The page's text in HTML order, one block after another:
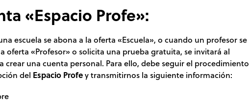
«Espacio Profe»:
escuela se abona a la oferta «Escuela», o cuando un profesor se
oferta «Profesor» o solicita una prueba gratuita, se invitará al
crear una cuenta personal. Para ello, debe seguir el procedimiento
del Espacio Profey transmitirnos la siguiente información: